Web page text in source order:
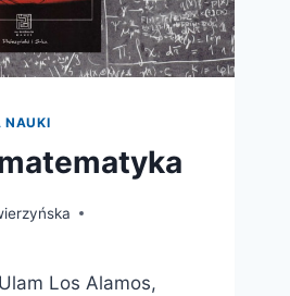
NAUKI
Los Alamos,